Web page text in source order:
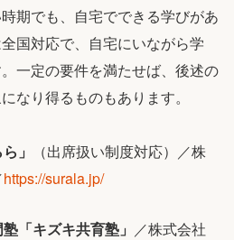
期でも、自宅でできる学びがあ
国対応で、自宅にいながら学
一定の要件を満たせば、後述の
なり得るものもあります。
」
（出席扱い制度対応）／株
https://surala.jp/
「キズキ共育塾」 ／株式会社